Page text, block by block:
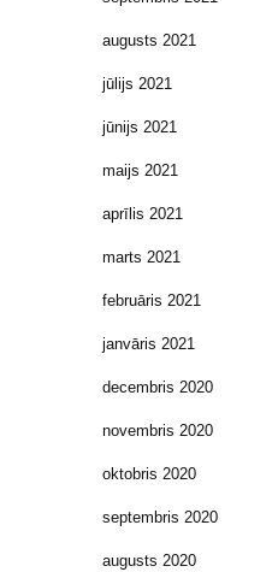
augusts 2021
jūlijs 2021
jūnijs 2021
maijs 2021
aprīlis 2021
marts 2021
februāris 2021
janvāris 2021
decembris 2020
novembris 2020
oktobris 2020
septembris 2020
augusts 2020